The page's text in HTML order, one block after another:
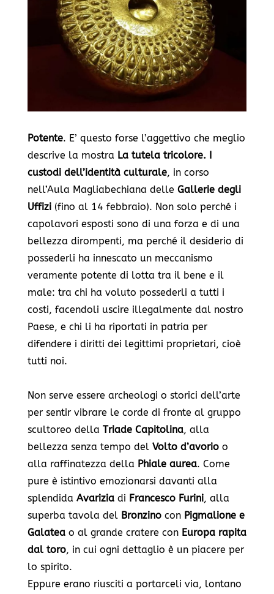
Potente. E’ questo forse l’aggettivo che meglio
descrive la mostra La tutela tricolore. I
custodi dell’identità culturale, in corso
nell’Aula Magliabechiana delle Gallerie degli
Uffizi(fino al 14 febbraio). Non solo perché i
capolavori esposti sono di una forza e di una
bellezza dirompenti, ma perché il desiderio di
possederli ha innescato un meccanismo
veramente potente di lotta tra il bene e il
male: tra chi ha voluto possederli a tutti i
costi, facendoli uscire illegalmente dal nostro
Paese, e chi li ha riportati in patria per
difendere i diritti dei legittimi proprietari, cioè
tutti noi.
Non serve essere archeologi o storici dell’arte
per sentir vibrare le corde di fronte al gruppo
scultoreo della Triade Capitolina, alla
bellezza senza tempo del Volto d’avorioo
alla raffinatezza della Phiale aurea. Come
pure è istintivo emozionarsi davanti alla
splendida Avariziadi Francesco Furini, alla
superba tavola del Bronzinocon Pigmalione e
Galatea o al grande cratere con Europa rapita
dal toro, in cui ogni dettaglio è un piacere per
lo spirito.
Eppure erano riusciti a portarceli via, lontano